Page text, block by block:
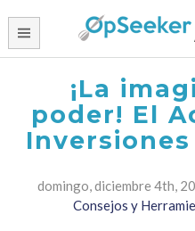
content
¡La
poder! El
domingo, diciembre 4th,
Consejos y